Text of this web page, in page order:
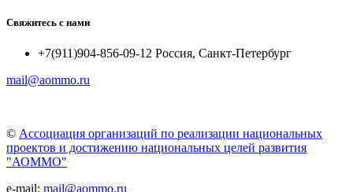
Свяжитесь с нами
+7(911)904-856-09-12 Россия, Санкт-Петербург
mail@aommo.ru
© Ассоциация организаций по реализации национальных
проектов и достижению национальных целей развития
"АОММО"
e-mail: mail@aommo.ru